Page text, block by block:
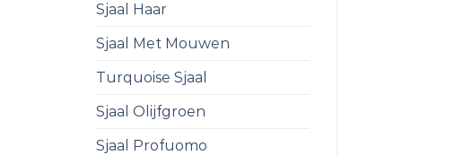
Sjaal Haar
Sjaal Met Mouwen
Turquoise Sjaal
Sjaal Olijfgroen
Sjaal Profuomo